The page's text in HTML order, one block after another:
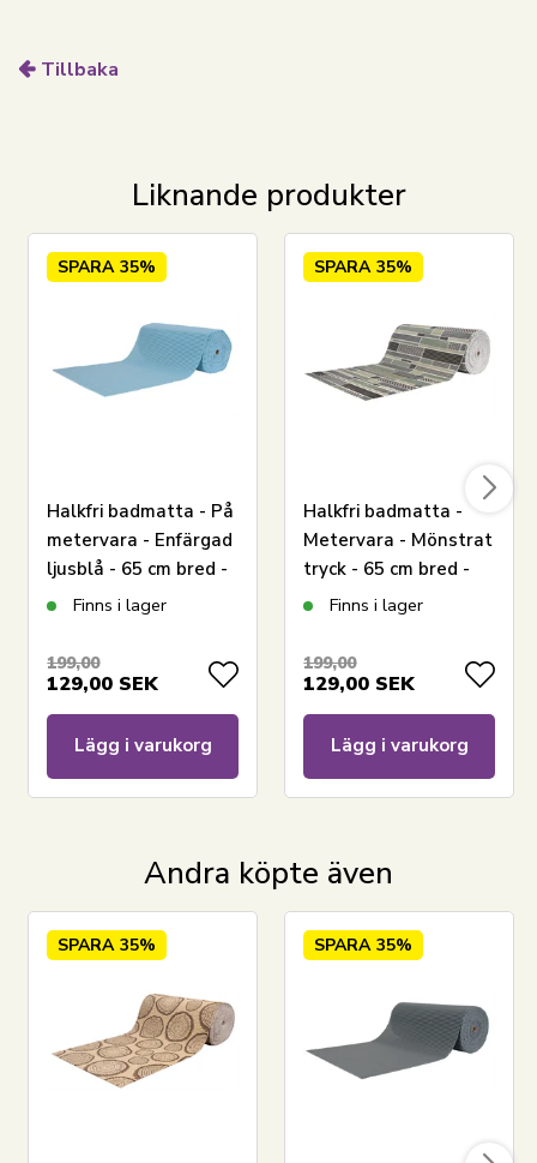
LÄGG I VARUKORGEN
Se vårt stora utbud av badrockar
Se vårt utbud av badponchos för barn
Har du frågor om produkten?
Tillbaka
Liknande produkter
SPARA 35%
Halkfri badmatta - På
metervara - Enfärgad
ljusblå - 65 cm bred -
Multifunktionell
Finns i lager
199,00
129,00 SEK
Lägg i varukorg
SPARA 35%
Halkfri badmatta -
Metervara - Mönstrat
tryck - 65 cm bred -
Multifunktionell
Finns i lager
199,00
129,00 SEK
Lägg i varukorg
Andra köpte även
SPARA 35% SPARA 35%